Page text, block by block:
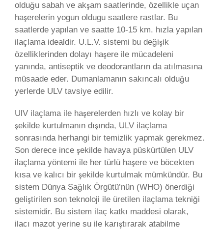
olduğu sabah ve akşam saatlerinde, özellikle uçan
haşerelerin yogun oldugu saatlere rastlar. Bu
saatlerde yapılan ve saatte 10-15 km. hızla yapılan
ilaçlama idealdir. U.L.V. sistemi bu değişik
özelliklerinden dolayı haşere ile mücadeleni
yanında, antiseptik ve deodorantların da atılmasına
müsaade eder. Dumanlamanın sakıncalı olduğu
yerlerde ULV tavsiye edilir.
UlV ilaçlama ile haşerelerden hızlı ve kolay bir
şekilde kurtulmanın dışında, ULV ilaçlama
sonrasında herhangi bir temizlik yapmak gerekmez.
Son derece ince şekilde havaya püskürtülen ULV
ilaçlama yöntemi ile her türlü haşere ve böcekten
kısa ve kalıcı bir şekilde kurtulmak mümkündür. Bu
sistem Dünya Sağlık Örgütü’nün (WHO) önerdiği
geliştirilen son teknoloji ile üretilen ilaçlama tekniği
sistemidir. Bu sistem ilaç katkı maddesi olarak,
ilacı mazot yerine su ile karıştırarak atabilme